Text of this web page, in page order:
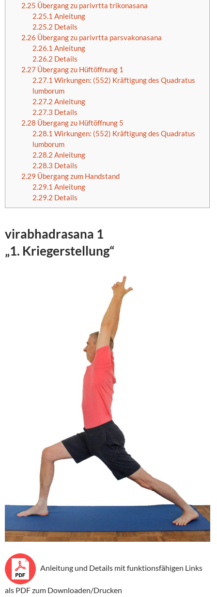
2.25 Übergang zu parivrtta trikonasana
2.25.1 Anleitung
2.25.2 Details
2.26 Übergang zu parivrtta parsvakonasana
2.26.1 Anleitung
2.26.2 Details
2.27Übergang zu Hüftöffnung 1
2.27.1 Wirkungen: (552) Kräftigung des Quadratus
lumborum
2.27.2 Anleitung
2.27.3 Details
2.28 Übergang zu Hüftöffnung 5
2.28.1 Wirkungen: (552) Kräftigung des Quadratus
lumborum
2.28.2 Anleitung
2.28.3 Details
2.29 Übergang zum Handstand
2.29.1 Anleitung
2.29.2 Details
virabhadrasana 1
„1. Kriegerstellung“
Anleitung und Details mit funktionsfähigen Links
als PDF zum Downloaden/Drucken